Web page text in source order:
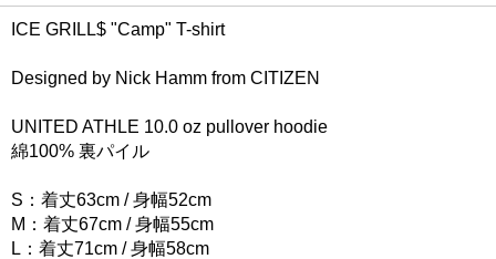
ICE GRILL$ "Camp" T-shirt
Designed by Nick Hamm from CITIZEN
UNITED ATHLE 10.0 oz pullover hoodie
綿100% 裏パイル
S：着丈63cm / 身幅52cm
M：着丈67cm / 身幅55cm
L：着丈71cm / 身幅58cm